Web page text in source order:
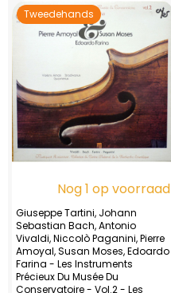
Tweedehands
Nog 1 op voorraad
Giuseppe Tartini, Johann
Sebastian Bach, Antonio
Vivaldi, Niccolò Paganini, Pierre
Amoyal, Susan Moses, Edoardo
Farina - Les Instruments
Précieux Du Musée Du
Conservatoire - Vol.2 - Les